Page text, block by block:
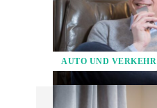
AUTO UND VERKEHR